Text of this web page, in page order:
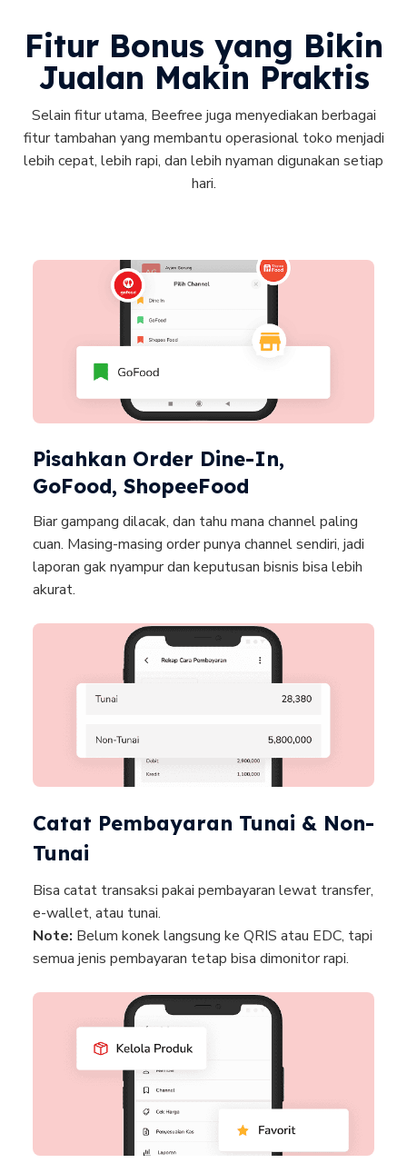
Fitur Bonus yang Bikin
Jualan Makin Praktis
Selain fitur utama, Beefree juga menyediakan berbagai
fitur tambahan yang membantu operasional toko menjadi
lebih cepat, lebih rapi, dan lebih nyaman digunakan setiap
hari.
Pisahkan Order Dine-In,
GoFood, ShopeeFood
Biar gampang dilacak, dan tahu mana channel paling
cuan. Masing-masing order punya channel sendiri, jadi
laporan gak nyampur dan keputusan bisnis bisa lebih
akurat.
Catat Pembayaran Tunai & Non-
Tunai
Bisa catat transaksi pakai pembayaran lewat transfer,
e-wallet, atau tunai.
Note: Belum konek langsung ke QRIS atau EDC, tapi
semua jenis pembayaran tetap bisa dimonitor rapi.